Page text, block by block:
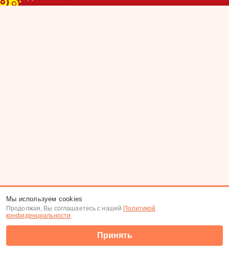
Мы используем cookies
Продолжая, Вы соглашаетесь с нашей Политикой
конфиденциальности.
Принять